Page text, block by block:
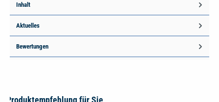
Inhalt
Aktuelles
Bewertungen
Produktempfehlung für Sie